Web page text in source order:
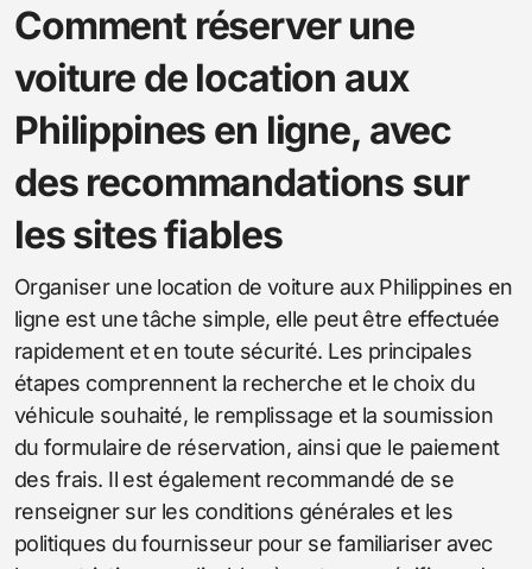
Comment réserver une
voiture de location aux
Philippines en ligne, avec
des recommandations sur
les sites fiables
Organiser une location de voiture aux Philippines en
ligne est une tâche simple, elle peut être effectuée
rapidement et en toute sécurité. Les principales
étapes comprennent la recherche et le choix du
véhicule souhaité, le remplissage et la soumission
du formulaire de réservation, ainsi que le paiement
des frais. Il est également recommandé de se
renseigner sur les conditions générales et les
politiques du fournisseur pour se familiariser avec